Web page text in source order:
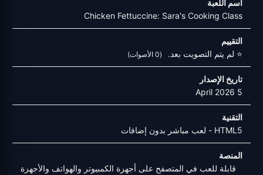
اسم اللعبة
Chicken Fettuccine: Sara's Cooking Class
التقييم
⭐ لم يتم التصويت بعد.
(0 الأصوات)
تاريخ الإصدار
5 April 2026
التقنية
HTML5 - لعب مباشر بدون إضافات
المنصة
قابلة للعب في المتصفح على أجهزة الكمبيوتر والهواتف والأجهزة